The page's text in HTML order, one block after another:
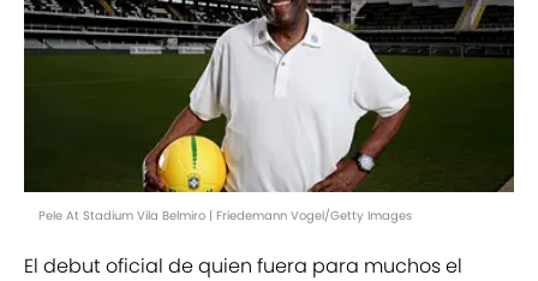
Pele At Stadium Vila Belmiro | Friedemann Vogel/Getty Images
El debut oficial de quien fuera para muchos el